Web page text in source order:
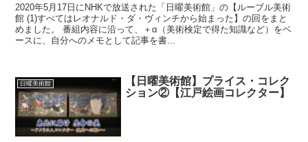
2020年5月17日にNHKで放送された「日曜美術館」の【ルーブル美術
館 (1)すべてはレオナルド・ダ・ヴィンチから始まった】の回をまと
めました。 番組内容に沿って、＋α（美術検定で得た知識など）をベ
ースに、自分へのメモとして記事を書...
日曜美術館
【日曜美術館】プライス・コレク
ション②【江戸絵画コレクター】